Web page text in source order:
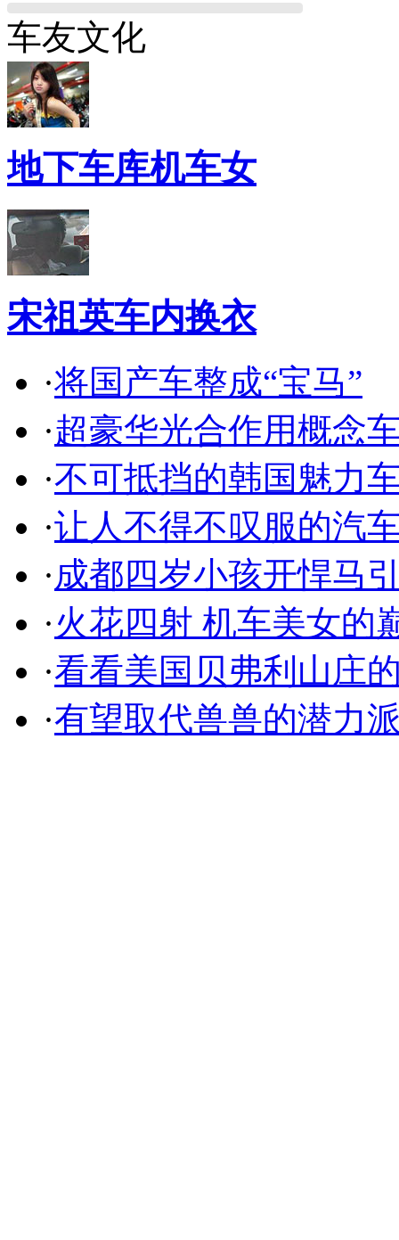
车友文化
地下车库机车女
宋祖英车内换衣
·将国产车整成“宝马”
·超豪华光合作用概念
·不可抵挡的韩国魅力
·让人不得不叹服的汽
·成都四岁小孩开悍马
·火花四射 机车美女的
·看看美国贝弗利山庄
·有望取代兽兽的潜力